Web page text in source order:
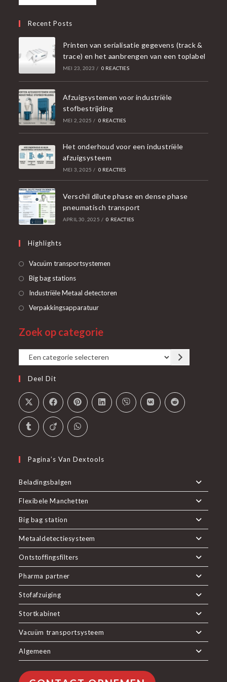
Recent Posts
Printen van serialisatie gegevens (track &
trace) en het aanbrengen van een toplabel
MEI 23, 2023 / 0 REACTIES
Afzuigsystemen voor industriële
stofbestrijding
MEI 2, 2025 / 0 REACTIES
Het onderhoud voor een industriële
afzuigsysteem
MEI 3, 2025 / 0 REACTIES
Verschil dilute phase en dense phase
pneumatisch transport
APRIL 30, 2025 / 0 REACTIES
Highlights
Vacuüm transportsystemen
Big bag stationsOpent
in
Industriële Metaal detectoren
VerpakkingsapparatuurOpent
een
tab
Zoek op categorie
Een
categorie
selecteren
Deel Dit
Pagina’s Van Dextools
Beladingsbalgen
Flexibele Manchetten
Big bag station
Metaaldetectiesysteem
Ontstoffingsfilters
Pharma partner
Stofafzuiging
Stortkabinet
Vacuüm transportsysteem
Algemeen